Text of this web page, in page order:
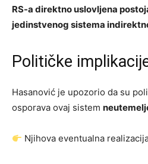
RS-a direktno uslovljena
jedinstvenog sistema
Političke
Hasanović je upozorio da su
osporava ovaj sistem
Njihova eventualna